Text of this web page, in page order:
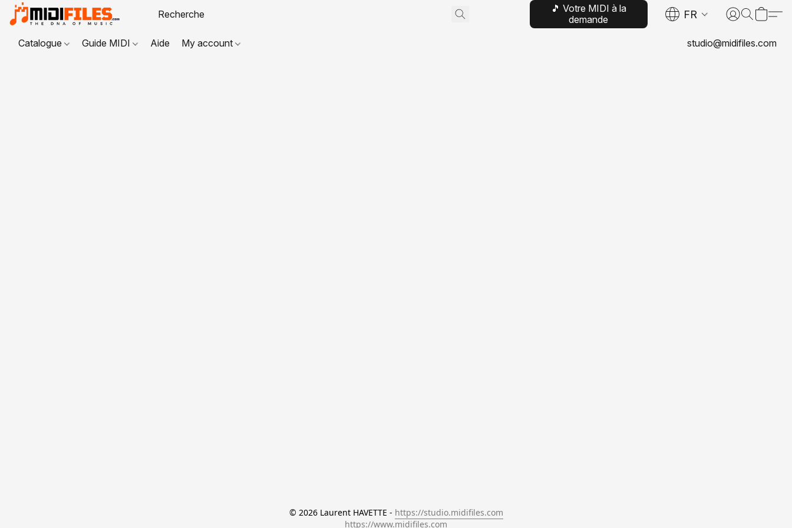
🎵 Votre MIDI à la
demande
FR
Catalogue Guide MIDI Aide My account studio@midifiles.com
© 2026 Laurent HAVETTE - https://studio.midifiles.com
https://www.midifiles.com